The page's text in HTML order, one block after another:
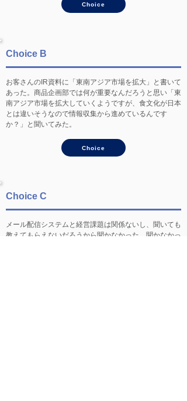
Choice
Choice B
お客さんのIR資料に「東南アジア市場を拡大」と書いて
あった。商品企画部では何が重要なんだろうと思い「東
南アジア市場を拡大していくようですが、食文化が日本
とは違いそうなので情報収集から進めているんです
か？」と聞いてみた。
Choice
Choice C
メール配信システムと経営課題は関係ないし、聞いても
教えてもらえないだろうから聞かなかった。聞かなかっ